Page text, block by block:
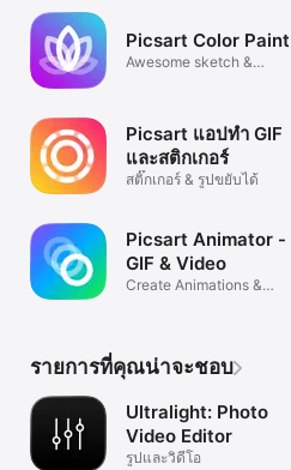
Picsart Color Paint
Awesome sketch &
Picsart แอปทำ GIF
และสติกเกอร์
สติ๊กเกอร์ & รูปขยับได้
Picsart Animator -
GIF & Video
Create Animations &
รายการที่คุณน่าจะชอบ
Ultralight: Photo
Video Editor
รูปและวิดีโอ